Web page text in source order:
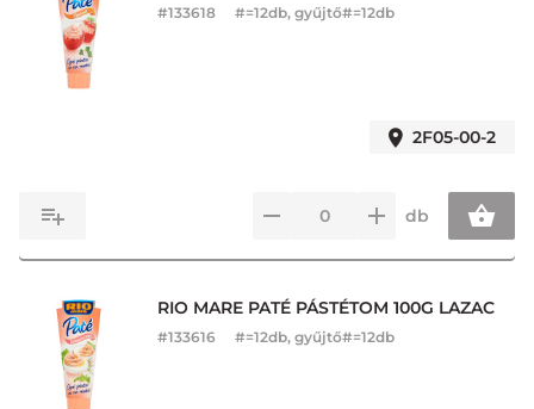
#133618 #=12db, gyűjtő#=12db
2F05-00-2
db
RIO MARE PATÉ PÁSTÉTOM 100G LAZAC
#133616 #=12db, gyűjtő#=12db